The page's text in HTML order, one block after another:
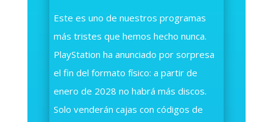
Este es uno de nuestros programas
más tristes que hemos hecho nunca.
PlayStation ha anunciado por sorpresa
el fin del formato físico: a partir de
enero de 2028 no habrá más discos.
Solo venderán cajas con códigos de